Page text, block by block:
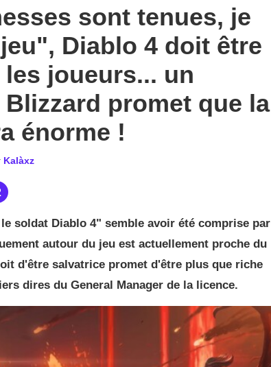
sont tenues, je
Diablo 4 doit être
joueurs... un
promet que la
énorme !
Kalàxz
soldat Diablo 4" semble avoir été comprise par
autour du jeu est actuellement proche du
d'être salvatrice promet d'être plus que riche
dires du General Manager de la licence.